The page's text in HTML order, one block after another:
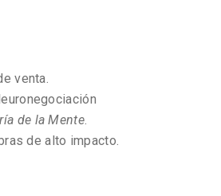
venta.
de la Mente.
de alto impacto.